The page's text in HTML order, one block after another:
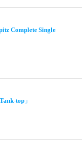
Complete Single
top」